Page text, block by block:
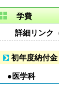
学費
詳細リンク
初年度納付金
●医学科